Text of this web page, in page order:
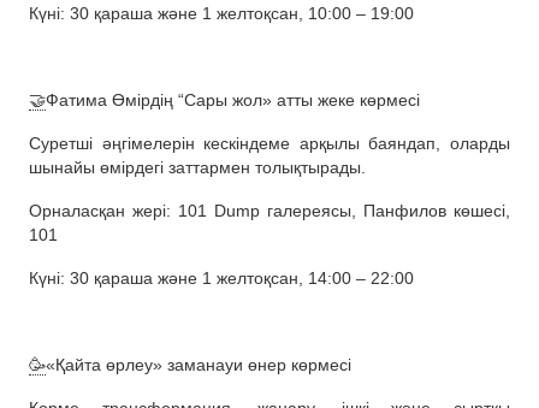
Күні: 30 қараша және 1 желтоқсан, 10:00 – 19:00
🤝Фатима Өмірдің “Сары жол» атты жеке көрмесі
Суретші әңгімелерін кескіндеме арқылы баяндап, оларды
шынайы өмірдегі заттармен толықтырады.
Орналасқан жері: 101 Dump галереясы, Панфилов көшесі,
101
Күні: 30 қараша және 1 желтоқсан, 14:00 – 22:00
🥳«Қайта өрлеу» заманауи өнер көрмесі